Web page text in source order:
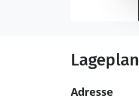
Lageplan
Adresse